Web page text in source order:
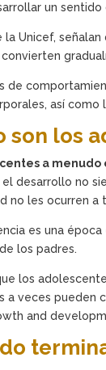
un
la Unicef, señalan
convierten
de
así como
son los
a
desarrollo no
no les ocurren a
es una
los padres.
los
a veces pueden
and